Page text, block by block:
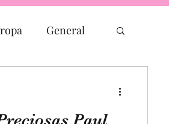
General
Paul